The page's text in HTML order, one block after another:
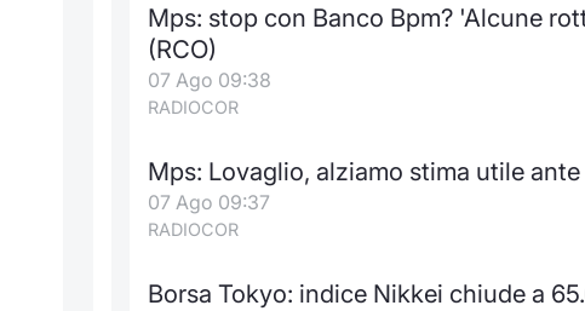
Mps: stop con Banco Bpm? 'Alcune
(RCO)
07 Ago 09:38
RADIOCOR
Mps: Lovaglio, alziamo stima utile
07 Ago 09:37
RADIOCOR
Borsa Tokyo: indice Nikkei chiude a